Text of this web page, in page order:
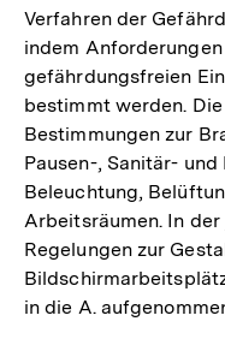
Verfahren der
indem
gefährdungsfreien
bestimmt werden.
Bestimmungen zur
Pausen-, Sanitär-
Beleuchtung,
Arbeitsräumen. In
Regelungen zur
in die A.